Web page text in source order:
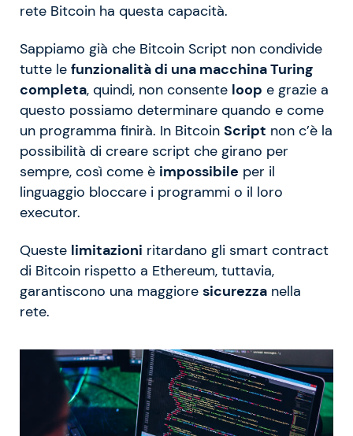
rete Bitcoin ha questa capacità.
Sappiamo già che Bitcoin Script non condivide
tutte le funzionalità di una macchina Turing
completa, quindi, non consente loop e grazie a
questo possiamo determinare quando e come
un programma finirà. In Bitcoin Script non c’è la
possibilità di creare script che girano per
sempre, così come è impossibile per il
linguaggio bloccare i programmi o il loro
executor.
Queste limitazioni ritardano gli smart contract
di Bitcoin rispetto a Ethereum, tuttavia,
garantiscono una maggiore sicurezza nella
rete.